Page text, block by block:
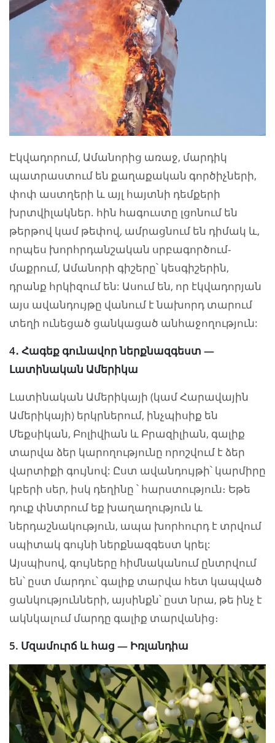
Էկվադորում, Ամանորից առաջ, մարդիկ
պատրաստում են քաղաքական գործիչների,
փոփ աստղերի և այլ հայտնի դեմքերի
խրտվիլակներ. հին հագուստը լցոնում են
թերթով կամ թեփով, ամրացնում են դիմակ և,
որպես խորհրդանշական սրբագործում-
մաքրում, Ամանորի գիշերը՝ կեսգիշերին,
դրանք հրկիզում են: Ասում են, որ էկվադորյան
այս ավանդույթը վանում է նախորդ տարում
տեղի ունեցած ցանկացած անհաջողություն:
4․ Հագեք գունավոր ներքնազգեստ —
Լատինական Ամերիկա
Լատինական Ամերիկայի (կամ Հարավային
Ամերիկայի) երկրներում, ինչպիսիք են
Մեքսիկան, Բոլիվիան և Բրազիլիան, գալիք
տարվա ձեր կարողությունը որոշվում է ձեր
վարտիքի գույնով: Ըստ ավանդույթի՝ կարմիրը
կբերի սեր, իսկ դեղինը ՝ հարստություն։ Եթե
դուք փնտրում եք խաղաղություն և
ներդաշնակություն, ապա խորհուրդ է տրվում
սպիտակ գույնի ներքնազգեստ կրել:
Այսպիսով, գույները հիմնականում ընտրվում
են՝ ըստ մարդու՝ գալիք տարվա հետ կապված
ցանկությունների, այսինքն՝ ըստ նրա, թե ինչ է
ակնկալում մարդը գալիք տարվանից։
5. Մզամուրճ և հաց — Իռլանդիա